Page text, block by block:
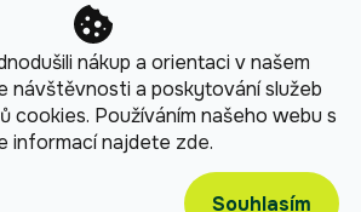
nákup a orientaci v našem
návštěvnosti a poskytování služeb
cookies. Používáním našeho webu s
informací najdete zde.
Souhlasím
| mime digital
Pijumate.cz. Všechna práva vyhrazena.
nastavení cookies